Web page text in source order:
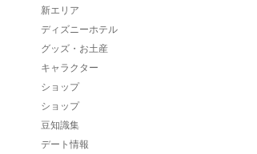
新エリア
ディズニーホテル
グッズ・お土産
キャラクター
ショップ
ショップ
豆知識集
デート情報